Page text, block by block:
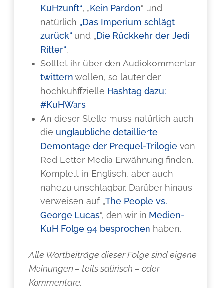
KuHzunft“, „Kein Pardon“ und
natürlich „Das Imperium schlägt
zurück“ und „Die Rückkehr der Jedi
Ritter“.
Solltet ihr über den Audiokommentar
twittern wollen, so lauter der
hochkuhffzielle Hashtag dazu:
#KuHWars
An dieser Stelle muss natürlich auch
die unglaubliche detaillierte
Demontage der Prequel-Trilogie von
Red Letter Media Erwähnung finden.
Komplett in Englisch, aber auch
nahezu unschlagbar. Darüber hinaus
verweisen auf „The People vs.
George Lucas“, den wir in Medien-
KuH Folge 94 besprochen haben.
Alle Wortbeiträge dieser Folge sind eigene
Meinungen – teils satirisch – oder
Kommentare.